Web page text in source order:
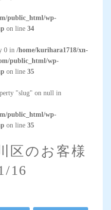
public_html/wp-
on line 34
0 in /home/kurihara1718/xn-
public_html/wp-
on line 35
"slug" on null in
public_html/wp-
on line 35
区のお客様
16